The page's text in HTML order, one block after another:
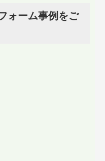
ォーム事例をご